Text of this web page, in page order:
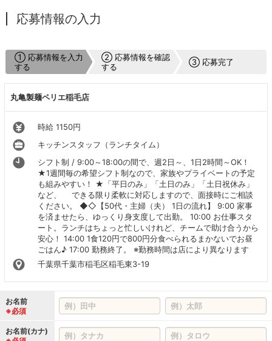
応募情報の入力
① 応募情報を入力
する
② 応募情報を確認
する
③ 応募完了
丸亀製麺ペリエ稲毛店
時給 1150円
キッチンスタッフ（ランチタイム）
シフト制 / 9:00～18:00の間で、週2日～、1日2時間～OK！
★1週間毎の希望シフト制なので、家族やプライベートの予定
も組みやすい！ ★「平日のみ」「土日のみ」「土日祝休み」
など、 できる限り柔軟に対応しますので、面接時にご相談
ください。 ◆◇【50代・主婦（夫） 1日の流れ】 9:00 家事
を済ませたら、ゆっくり身支度して出勤。 10:00 お仕事スタ
ート。ランチはちょっと忙しいけれど、チームで助け合うから
安心！ 14:00 1食120円で800円分食べられるまかないでお昼
ごはん♪ 17:00 勤務終了。 ※勤務時間は店により異なります
千葉県千葉市稲毛区稲毛東3-19
お名前
※必須
お名前(カナ)